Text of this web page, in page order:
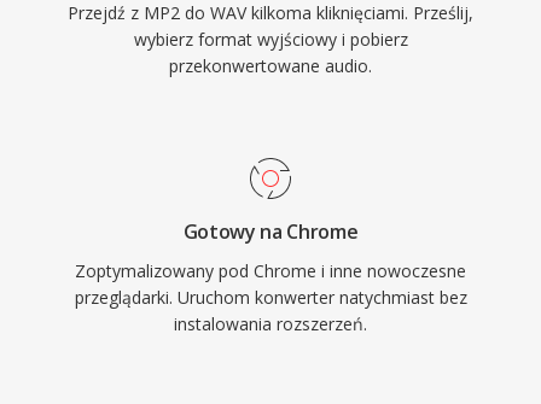
go preferowanym wyborem do masteringu i
archiwizacji. WAV obsluguje rowniez osadzone
metadane przez bloki INFO i BWF,
rozmiar pliku — minuta stereo jakosci CD
RIFF narzuca limit 4 GB, choc RF64 znosi to
ograniczenie.
Przejdź z MP2 do WAV kilkoma kliknięciami. Prześlij,
wybierz format wyjściowy i pobierz
przekonwertowane audio.
Gotowy na Chrome
Zoptymalizowany pod Chrome i inne nowoczesne
przeglądarki. Uruchom konwerter natychmiast bez
instalowania rozszerzeń.